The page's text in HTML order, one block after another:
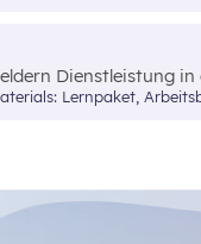
Dienstleistung in
die
Lernpaket,